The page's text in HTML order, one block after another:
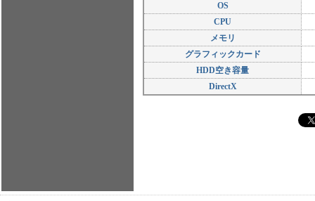
OS
CPU
メモリ
グラフィックカード
HDD空き容量
DirectX